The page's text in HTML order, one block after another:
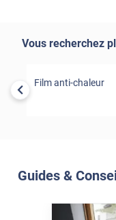
Vous recherchez
Film anti-chaleur
Guides &